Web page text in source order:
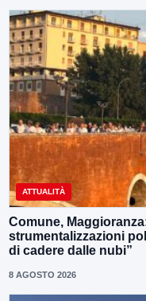
ATTUALITÀ
Comune,
strumentalizzazioni
di cadere dalle nubi”
8 AGOSTO 2026